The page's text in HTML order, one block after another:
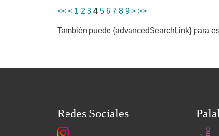
<< < 1 2 3 4 5 6 7 8 9 > >>
También puede {advancedSearchLink} para
Redes Sociales